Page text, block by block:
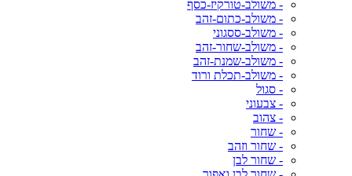
- משולב-טורקיז-כסף
- משולב-כתום-זהב
- משולב-ססגוני
- משולב-שחור-זהב
- משולב-שמנת-זהב
- משולב-תכלת ורוד
- סגול
- צבעוני
- צהוב
- שחור
- שחור וזהב
- שחור לבן